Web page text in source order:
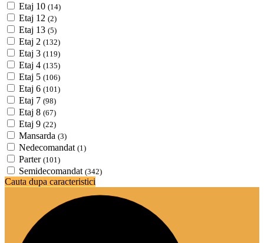
Etaj 10 (14)
Etaj 12 (2)
Etaj 13 (5)
Etaj 2 (132)
Etaj 3 (119)
Etaj 4 (135)
Etaj 5 (106)
Etaj 6 (101)
Etaj 7 (98)
Etaj 8 (67)
Etaj 9 (22)
Mansarda (3)
Nedecomandat (1)
Parter (101)
Semidecomandat (342)
Cauta dupa caracteristici